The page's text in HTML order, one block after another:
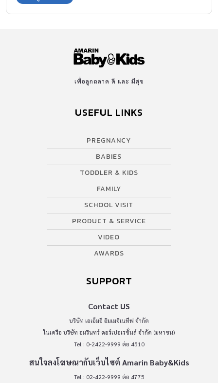
เพื่อลูกฉลาด ดี และ มีสุข
USEFUL LINKS
PREGNANCY
BABIES
TODDLER & KIDS
FAMILY
SCHOOL VISIT
PRODUCT & SERVICE
VIDEO
AWARDS
SUPPORT
Contact US
บริษัท เอเอ็มอี อิมเมจิเนทีฟ จำกัด
ในเครือ บริษัท อมรินทร์ คอร์เปอเรชั่นส์ จำกัด (มหาชน)
Tel : 0-2422-9999 ต่อ 4510
สนใจลงโฆษณากับเว็บไซต์ Amarin Baby&Kids
Tel : 02-422-9999 ต่อ 4775